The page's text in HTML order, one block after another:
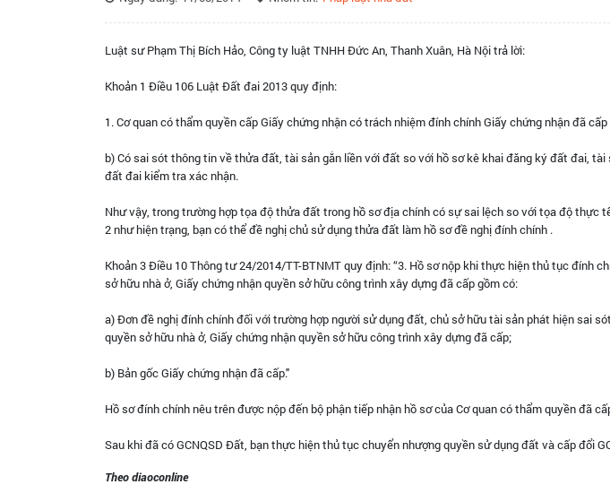
Luật sư Phạm Thị Bích Hảo, Công ty luật TNHH Đức An, Thanh Xuân, Hà Nội trả lời:
Khoản 1 Điều 106 Luật Đất đai 2013 quy định:
1. Cơ quan có thẩm quyền cấp Giấy chứng nhận có trách nhiệm đính chính Giấy chứng nhận đã
b) Có sai sót thông tin về thửa đất, tài sản gắn liền với đất so với hồ sơ kê khai đăng ký đất đai,
đất đai kiểm tra xác nhận.
Như vậy, trong trường hợp tọa độ thửa đất trong hồ sơ địa chính có sự sai lệch so với tọa độ thực
2 như hiện trạng, bạn có thể đề nghị chủ sử dụng thửa đất làm hồ sơ đề nghị đính chính .
Khoản 3 Điều 10 Thông tư 24/2014/TT-BTNMT quy định: “3. Hồ sơ nộp khi thực hiện thủ tục đính
sở hữu nhà ở, Giấy chứng nhận quyền sở hữu công trình xây dựng đã cấp gồm có:
a) Đơn đề nghị đính chính đối với trường hợp người sử dụng đất, chủ sở hữu tài sản phát hiện sai
quyền sở hữu nhà ở, Giấy chứng nhận quyền sở hữu công trình xây dựng đã cấp;
b) Bản gốc Giấy chứng nhận đã cấp."
Hồ sơ đính chính nêu trên được nộp đến bộ phận tiếp nhận hồ sơ của Cơ quan có thẩm quyền đã
Sau khi đã có GCNQSD Đất, bạn thực hiện thủ tục chuyển nhượng quyền sử dụng đất và cấp đổi
Theo diaoconline